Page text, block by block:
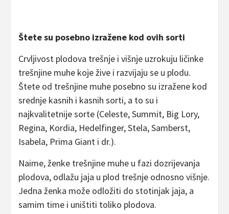
Štete su posebno izražene kod ovih sorti
Crvljivost plodova trešnje i višnje uzrokuju ličinke
trešnjine muhe koje žive i razvijaju se u plodu.
Štete od trešnjine muhe posebno su izražene kod
srednje kasnih i kasnih sorti, a to su i
najkvalitetnije sorte (Celeste, Summit, Big Lory,
Regina, Kordia, Hedelfinger, Stela, Samberst,
Isabela, Prima Giant i dr.).
Naime, ženke trešnjine muhe u fazi dozrijevanja
plodova, odlažu jaja u plod trešnje odnosno višnje.
Jedna ženka može odložiti do stotinjak jaja, a
samim time i uništiti toliko plodova.